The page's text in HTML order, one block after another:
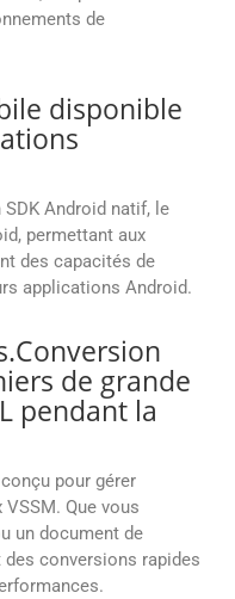
de
disponible
Android natif, le
permettant aux
des capacités de
applications Android.
de grande
pendant la
pour gérer
Que vous
un document de
des conversions rapides